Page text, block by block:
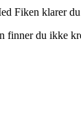
Fiken klarer
finner du ikke